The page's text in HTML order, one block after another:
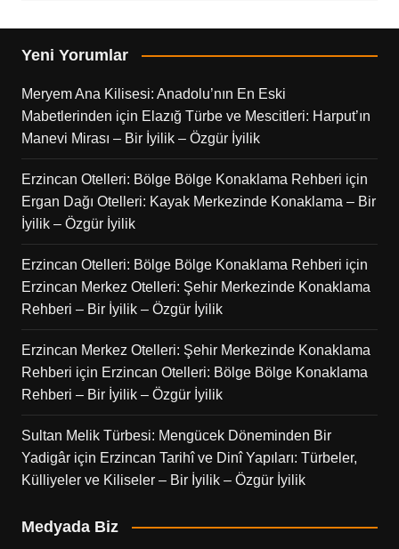
Yeni Yorumlar
Meryem Ana Kilisesi: Anadolu’nın En Eski
Mabetlerinden için Elazığ Türbe ve Mescitleri: Harput’ın
Manevi Mirası – Bir İyilik – Özgür İyilik
Erzincan Otelleri: Bölge Bölge Konaklama Rehberi için
Ergan Dağı Otelleri: Kayak Merkezinde Konaklama – Bir
İyilik – Özgür İyilik
Erzincan Otelleri: Bölge Bölge Konaklama Rehberi için
Erzincan Merkez Otelleri: Şehir Merkezinde Konaklama
Rehberi – Bir İyilik – Özgür İyilik
Erzincan Merkez Otelleri: Şehir Merkezinde Konaklama
Rehberi için Erzincan Otelleri: Bölge Bölge Konaklama
Rehberi – Bir İyilik – Özgür İyilik
Sultan Melik Türbesi: Mengücek Döneminden Bir
Yadigâriçin Erzincan Tarihî ve Dinî Yapıları: Türbeler,
Külliyeler ve Kiliseler – Bir İyilik – Özgür İyilik
Medyada Biz